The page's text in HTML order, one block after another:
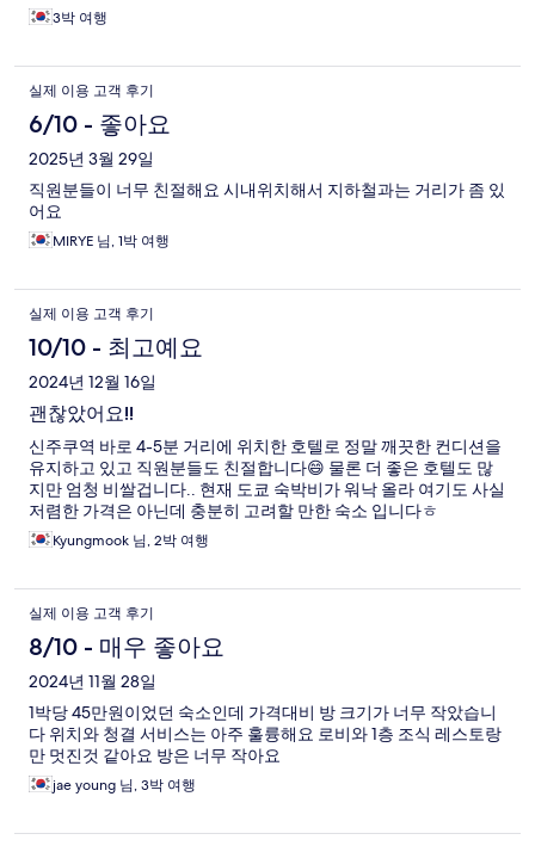
3박 여행
실제 이용 고객 후기
6/10 - 좋아요
2025년 3월 29일
직원분들이 너무 친절해요 시내위치해서 지하철과는 거리가 좀 있
어요
MIRYE 님, 1박 여행
실제 이용 고객 후기
10/10 - 최고예요
2024년 12월 16일
괜찮았어요!!
신주쿠역 바로 4-5분 거리에 위치한 호텔로 정말 깨끗한 컨디션을
유지하고 있고 직원분들도 친절합니다😄 물론 더 좋은 호텔도 많
지만 엄청 비쌀겁니다.. 현재 도쿄 숙박비가 워낙 올라 여기도 사실
저렴한 가격은 아닌데 충분히 고려할 만한 숙소 입니다ㅎ
Kyungmook 님, 2박 여행
실제 이용 고객 후기
8/10 - 매우 좋아요
2024년 11월 28일
1박당 45만원이었던 숙소인데 가격대비 방 크기가 너무 작았습니
다 위치와 청결 서비스는 아주 훌륭해요 로비와 1층 조식 레스토랑
만 멋진것 같아요 방은 너무 작아요
jae young 님, 3박 여행